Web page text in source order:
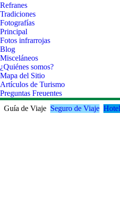
Refranes
Tradiciones
Fotografías
Principal
Fotos infrarrojas
Blog
Misceláneos
¿Quiénes somos?
Mapa del Sitio
Artículos de Turismo
Preguntas Freuentes
Guía de Viaje Seguro de Viaje